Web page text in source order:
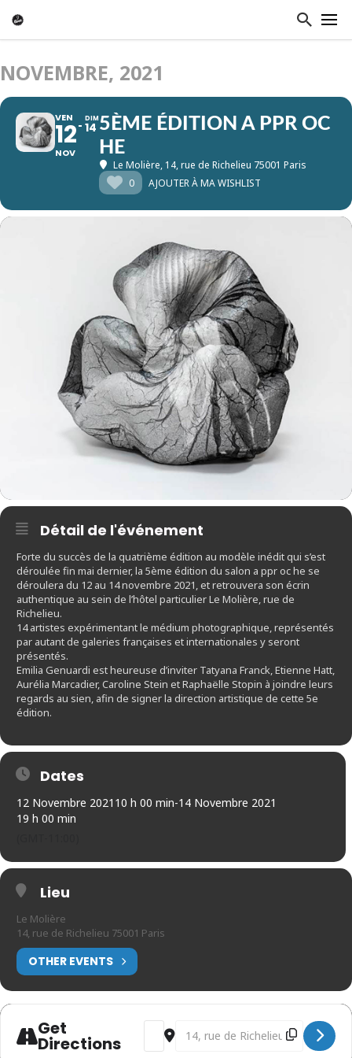
NOVEMBRE, 2021
VEN
12
NOV
DIM
14 5ÈME ÉDITION A PPR OC
HE
Le Molière, 14, rue de Richelieu 75001 Paris
0
AJOUTER À MA WISHLIST
Détail de l'événement
Forte du succès de la quatrième édition au modèle inédit qui s’est
déroulée fin mai dernier, la 5ème édition du salon a ppr oc he se
déroulera du 12 au 14 novembre 2021, et retrouvera son écrin
authentique au sein de l’hôtel particulier Le Molière, rue de
Richelieu.
14 artistes expérimentant le médium photographique, représentés
par autant de galeries françaises et internationales y seront
présentés.
Emilia Genuardi est heureuse d’inviter Tatyana Franck, Etienne Hatt,
Aurélia Marcadier, Caroline Stein et Raphaëlle Stopin à joindre leurs
regards au sien, afin de signer la direction artistique de cette 5e
édition.
Dates
12 Novembre 2021 10 h 00 min-14 Novembre 2021
19 h 00 min
Lieu
Le Molière
14, rue de Richelieu 75001 Paris
OTHER EVENTS
Get
Directions
Address - 5ème édition a ppr oc he
Destination Address - 5ème